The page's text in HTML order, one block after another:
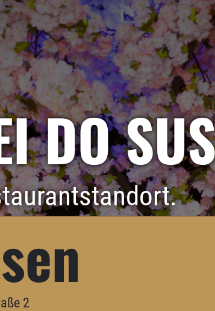
DO
2